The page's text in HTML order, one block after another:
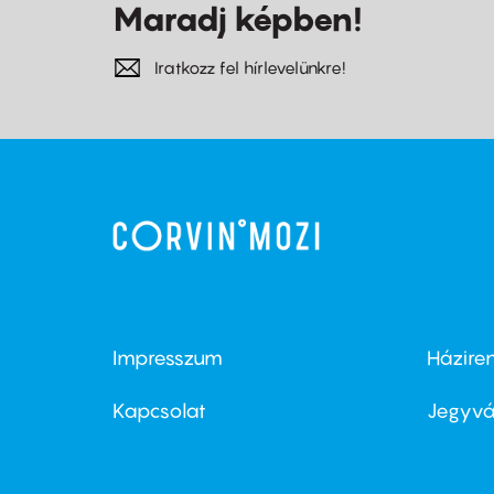
Maradj képben!
Iratkozz fel hírlevelünkre!
Footer
menu
Impresszum
Kapcsolat